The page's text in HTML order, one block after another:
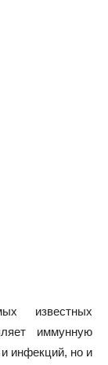
известных
иммунную
инфекций, но и